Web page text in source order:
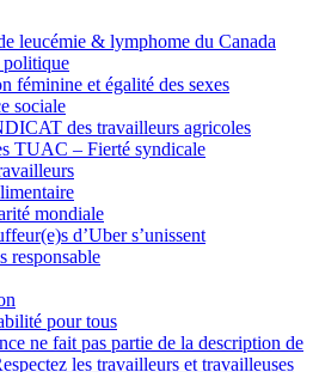
leucémie & lymphome du Canada
politique
féminine et égalité des sexes
sociale
des travailleurs agricoles
TUAC – Fierté syndicale
mondiale
d’Uber s’unissent
responsable
pour tous
ne fait pas partie de la description de
les travailleurs et travailleuses